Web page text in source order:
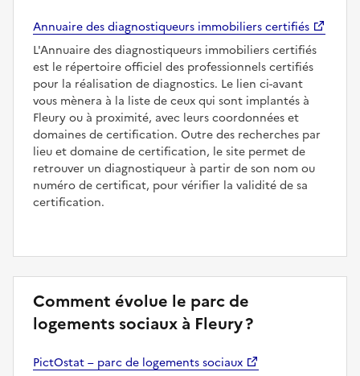
Annuaire des diagnostiqueurs immobiliers certifiés
L'Annuaire des diagnostiqueurs immobiliers certifiés
est le répertoire officiel des professionnels certifiés
pour la réalisation de diagnostics. Le lien ci-avant
vous mènera à la liste de ceux qui sont implantés à
Fleury ou à proximité, avec leurs coordonnées et
domaines de certification. Outre des recherches par
lieu et domaine de certification, le site permet de
retrouver un diagnostiqueur à partir de son nom ou
numéro de certificat, pour vérifier la validité de sa
certification.
Comment évolue le parc de
logements sociaux à Fleury ?
PictOstat – parc de logements sociaux